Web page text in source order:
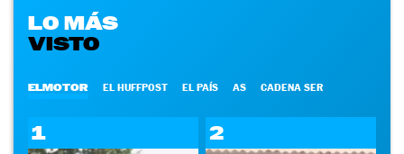
LO MÁS
VISTO
ELMOTOR EL HUFFPOST EL PAÍS AS CADENA SER
1 2